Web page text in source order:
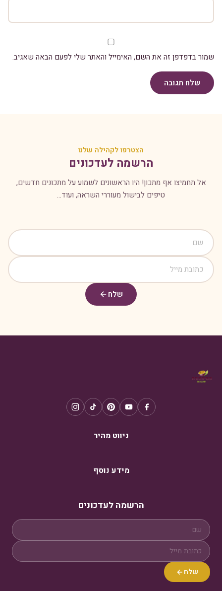
שמור בדפדפן זה את השם, האימייל והאתר שלי לפעם הבאה שאגיב.
שלח תגובה
הצטרפו לקהילה שלנו
הרשמה לעדכונים
אל תחמיצו אף מתכון! היו הראשונים לשמוע על מתכונים חדשים,
טיפים לבישול מעוררי השראה, ועוד...
שלח
ניווט מהיר
מידע נוסף
הרשמה לעדכונים
שלח